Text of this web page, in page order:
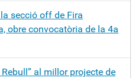
secció off de Fira
obre convocatòria de la 4a
al millor projecte de